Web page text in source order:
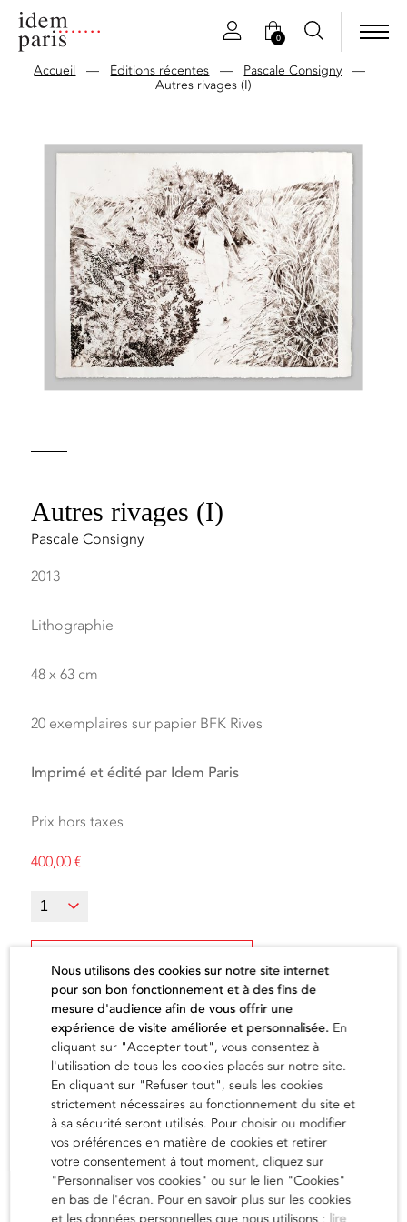
0
Accueil — Éditions récentes — Pascale Consigny —
Autres rivages (I)
Autres rivages (I)
Pascale Consigny
2013
Lithographie
48 x 63 cm
20 exemplaires sur papier BFK Rives
Imprimé et édité par Idem Paris
Prix hors taxes
400,00€
Ajouter au panier
L'artiste
en savoir
Nous utilisons des cookies sur notre site internet
pour son bon fonctionnement et à des fins de
mesure d'audience afin de vous offrir une
expérience de visite améliorée et personnalisée. En
cliquant sur "Accepter tout", vous consentez à
l'utilisation de tous les cookies placés sur notre site.
En cliquant sur "Refuser tout", seuls les cookies
strictement nécessaires au fonctionnement du site et
à sa sécurité seront utilisés. Pour choisir ou modifier
vos préférences en matière de cookies et retirer
votre consentement à tout moment, cliquez sur
"Personnaliser vos cookies" ou sur le lien "Cookies"
en bas de l'écran. Pour en savoir plus sur les cookies